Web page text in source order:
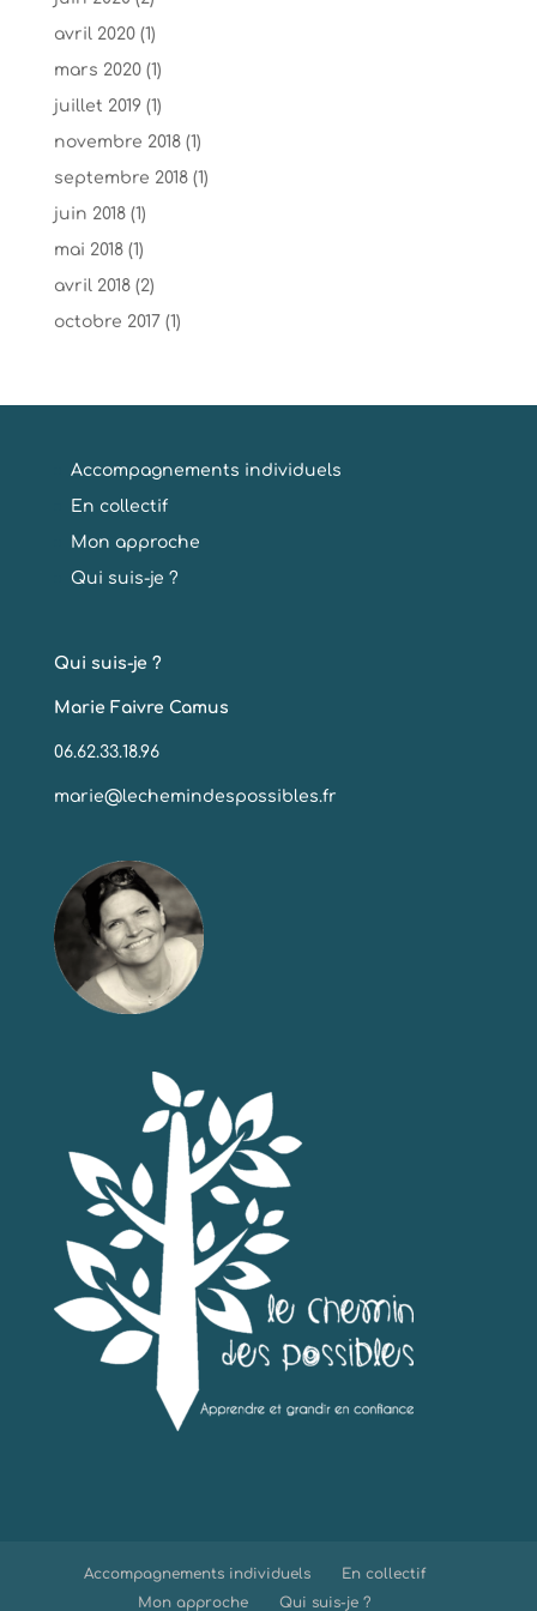
avril 2020(1)
mars 2020(1)
juillet 2019(1)
novembre 2018(1)
septembre 2018(1)
juin 2018(1)
mai 2018(1)
avril 2018(2)
octobre 2017 (1)
Accompagnements individuels
En collectif
Mon approche
Qui suis-je ?
Qui suis-je ?
Marie Faivre Camus
06.62.33.18.96
marie@lechemindespossibles.fr
Accompagnements individuels
En collectif
Mon approche
Qui suis-je ?